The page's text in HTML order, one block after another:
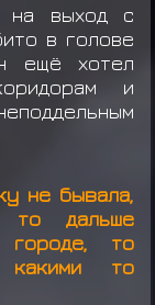
на выход с
в голове
ещё хотел
и
не бывала,
то дальше
то
какими то